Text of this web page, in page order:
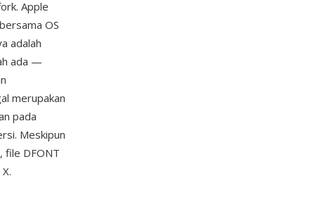
Apple
OS
adalah
ada —
merupakan
pada
Meskipun
file DFONT